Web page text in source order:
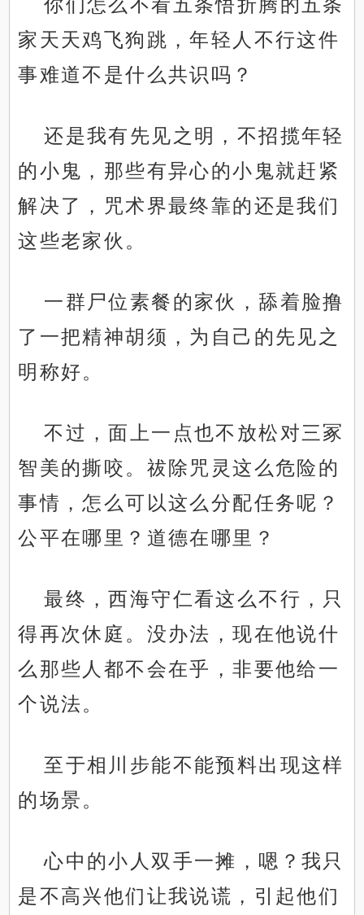
你们怎么不看五条悟折腾的五条
家天天鸡飞狗跳，年轻人不行这件
事难道不是什么共识吗？
还是我有先见之明，不招揽年轻
的小鬼，那些有异心的小鬼就赶紧
解决了，咒术界最终靠的还是我们
这些老家伙。
一群尸位素餐的家伙，舔着脸撸
了一把精神胡须，为自己的先见之
明称好。
不过，面上一点也不放松对三冢
智美的撕咬。祓除咒灵这么危险的
事情，怎么可以这么分配任务呢？
公平在哪里？道德在哪里？
最终，西海守仁看这么不行，只
得再次休庭。没办法，现在他说什
么那些人都不会在乎，非要他给一
个说法。
至于相川步能不能预料出现这样
的场景。
心中的小人双手一摊，嗯？我只
是不高兴他们让我说谎，引起他们